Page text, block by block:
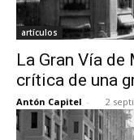
artículos
La Gran Vía
crítica de una
Antón Capitel - 2